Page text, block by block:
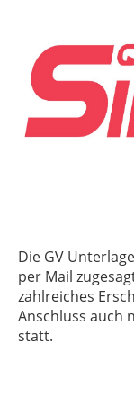
Die GV
per Mail
zahlreiches
Anschluss auch
statt.